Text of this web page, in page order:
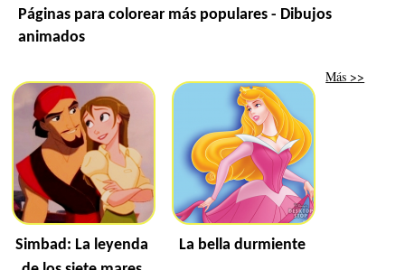
Páginas para colorear más populares - Dibujos
animados
Simbad: La leyenda
La bella durmiente
Más >>